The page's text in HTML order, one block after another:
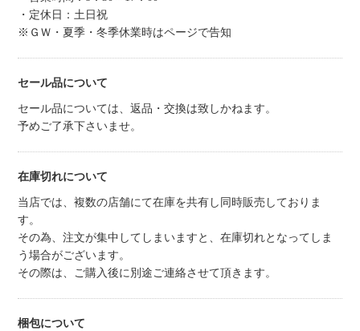
・定休日：土日祝
※ＧＷ・夏季・冬季休業時はページで告知
セール品について
セール品については、返品・交換は致しかねます。
予めご了承下さいませ。
在庫切れについて
当店では、複数の店舗にて在庫を共有し同時販売しておりま
す。
その為、注文が集中してしまいますと、在庫切れとなってしま
う場合がございます。
その際は、ご購入後に別途ご連絡させて頂きます。
梱包について